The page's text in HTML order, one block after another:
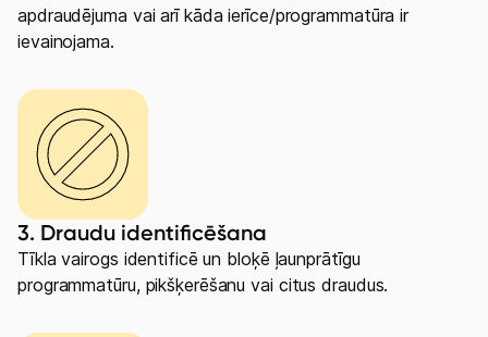
apdraudējuma vai arī kāda ierīce/programmatūra ir
ievainojama.
3. Draudu identificēšana
Tīkla vairogs identificē un bloķē ļaunprātīgu
programmatūru, pikšķerēšanu vai citus draudus.